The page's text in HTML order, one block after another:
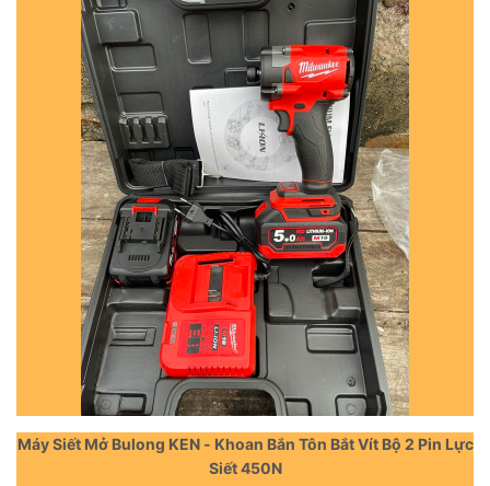
Máy Siết Mở Bulong KEN - Khoan Bắn Tôn Bắt Vít Bộ 2 Pin Lực
Siết 450N